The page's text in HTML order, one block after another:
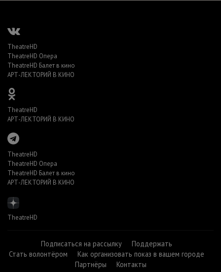
TheatreHD
TheatreHD Опера
TheatreHD Балет в кино
АРТ-ЛЕКТОРИЙ В КИНО
TheatreHD
АРТ-ЛЕКТОРИЙ В КИНО
TheatreHD
TheatreHD Опера
TheatreHD Балет в кино
АРТ-ЛЕКТОРИЙ В КИНО
TheatreHD
Подписаться на рассылку
Поддержать
Стать волонтёром
Как организовать показ в вашем городе
Партнёры
Контакты